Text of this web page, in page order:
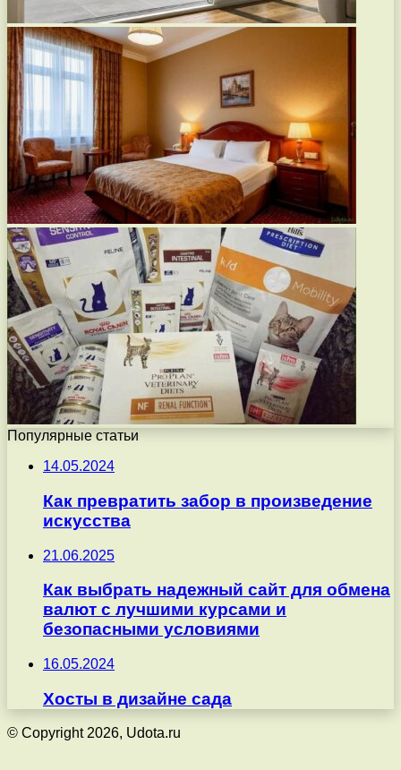
Популярные статьи
14.05.2024
Как превратить забор в произведение
искусства
21.06.2025
Как выбрать надежный сайт для обмена
валют с лучшими курсами и
безопасными условиями
16.05.2024
Хосты в дизайне сада
© Copyright 2026, Udota.ru